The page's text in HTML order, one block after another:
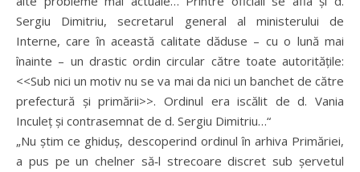
Sergiu Dimitriu, secretarul general al ministerului de
Interne, care în această calitate dăduse – cu o lună mai
înainte – un drastic ordin circular către toate autoritățile:
<<Sub nici un motiv nu se va mai da nici un banchet de către
prefectură și primării>>. Ordinul era iscălit de d. Vania
Inculeț și contrasemnat de d. Sergiu Dimitriu…“
„Nu știm ce ghiduș, descoperind ordinul în arhiva Primăriei,
a pus pe un chelner să‑l strecoare discret sub șervetul